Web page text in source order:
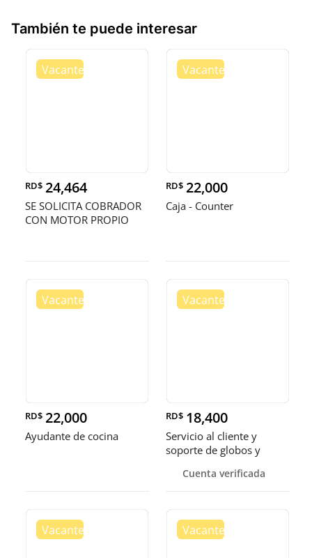
También te puede interesar
RD$ 24,464
SE SOLICITA COBRADOR
CON MOTOR PROPIO
RD$ 22,000
Caja - Counter
RD$ 22,000
Ayudante de cocina
RD$ 18,400
Servicio al cliente y
soporte de globos y
Cuenta verificada